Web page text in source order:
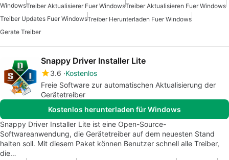
WindowsTreiber Aktualisierer Fuer WindowsTreiber Aktualisieren Fuer Windows
Treiber Updates Fuer WindowsTreiber Herunterladen Fuer Windows
Gerate Treiber
Snappy Driver Installer Lite
3.6 Kostenlos
Freie Software zur automatischen Aktualisierung der
Gerätetreiber
Kostenlos herunterladen für Windows
Snappy Driver Installer Lite ist eine Open-Source-
Softwareanwendung, die Gerätetreiber auf dem neuesten Stand
halten soll. Mit diesem Paket können Benutzer schnell alle Treiber,
die…